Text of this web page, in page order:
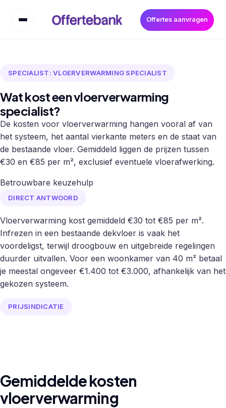
Offertes aanvragen
SPECIALIST: VLOERVERWARMING SPECIALIST
Wat kost een vloerverwarming
specialist?
De kosten voor vloerverwarming hangen vooral af van
het systeem, het aantal vierkante meters en de staat van
de bestaande vloer. Gemiddeld liggen de prijzen tussen
€30 en €85 per m², exclusief eventuele vloerafwerking.
Betrouwbare keuzehulp
DIRECT ANTWOORD
Vloerverwarming kost gemiddeld €30 tot €85 per m².
Infrezen in een bestaande dekvloer is vaak het
voordeligst, terwijl droogbouw en uitgebreide regelingen
duurder uitvallen. Voor een woonkamer van 40 m² betaal
je meestal ongeveer €1.400 tot €3.000, afhankelijk van het
gekozen systeem.
PRIJSINDICATIE
Gemiddelde kosten
vloerverwarming